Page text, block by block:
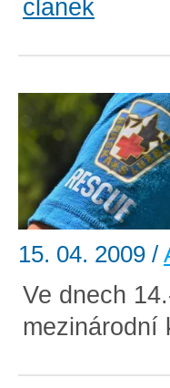
článek
15. 04. 2009 /
Ve dnech